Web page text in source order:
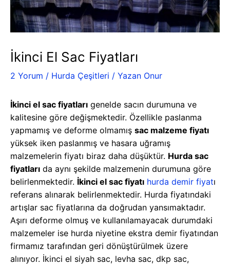
İkinci El Sac Fiyatları
2 Yorum / Hurda Çeşitleri / Yazan Onur
İkinci el sac fiyatları genelde sacın durumuna ve
kalitesine göre değişmektedir. Özellikle paslanma
yapmamış ve deforme olmamış sac malzeme fiyatı
yüksek iken paslanmış ve hasara uğramış
malzemelerin fiyatı biraz daha düşüktür. Hurda sac
fiyatları da aynı şekilde malzemenin durumuna göre
belirlenmektedir. İkinci el sac fiyatı hurda demir fiyatı
referans alınarak belirlenmektedir. Hurda fiyatındaki
artışlar sac fiyatlarına da doğrudan yansımaktadır.
Aşırı deforme olmuş ve kullanılamayacak durumdaki
malzemeler ise hurda niyetine ekstra demir fiyatından
firmamız tarafından geri dönüştürülmek üzere
alınıyor. İkinci el siyah sac, levha sac, dkp sac,